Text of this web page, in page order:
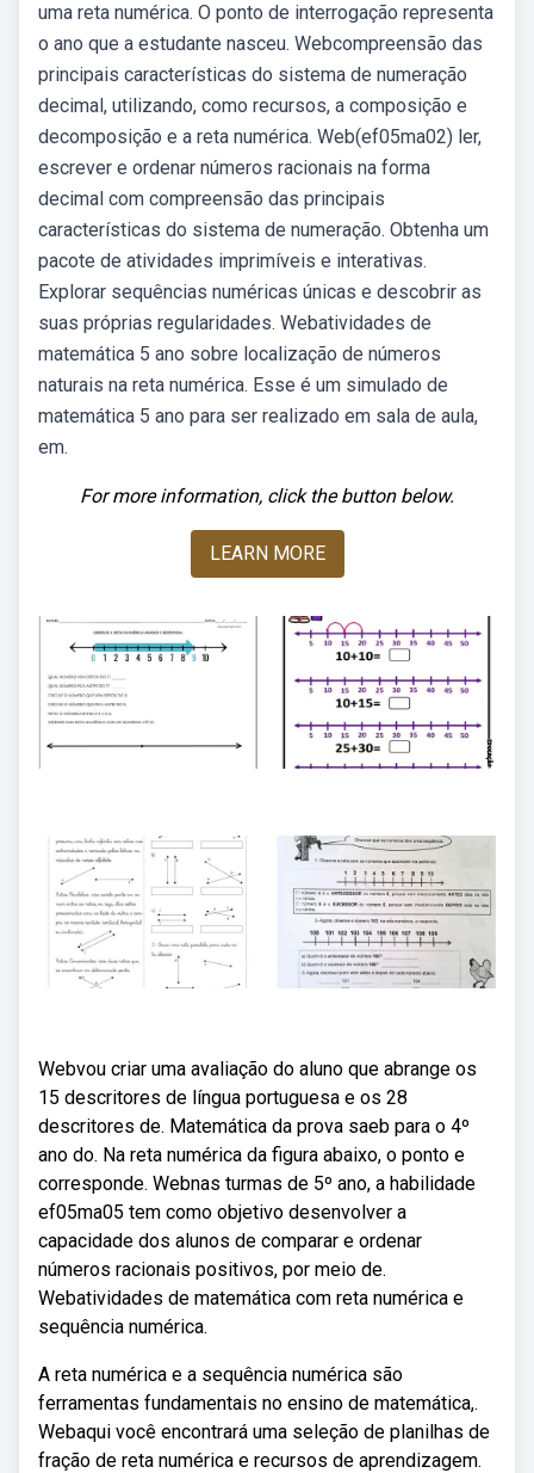
uma reta numérica. O ponto de interrogação representa
o ano que a estudante nasceu. Webcompreensão das
principais características do sistema de numeração
decimal, utilizando, como recursos, a composição e
decomposição e a reta numérica. Web(ef05ma02) ler,
escrever e ordenar números racionais na forma
decimal com compreensão das principais
características do sistema de numeração. Obtenha um
pacote de atividades imprimíveis e interativas.
Explorar sequências numéricas únicas e descobrir as
suas próprias regularidades. Webatividades de
matemática 5 ano sobre localização de números
naturais na reta numérica. Esse é um simulado de
matemática 5 ano para ser realizado em sala de aula,
em.
For more information, click the button below.
LEARN MORE
Webvou criar uma avaliação do aluno que abrange os
15 descritores de língua portuguesa e os 28
descritores de. Matemática da prova saeb para o 4º
ano do. Na reta numérica da figura abaixo, o ponto e
corresponde. Webnas turmas de 5º ano, a habilidade
ef05ma05 tem como objetivo desenvolver a
capacidade dos alunos de comparar e ordenar
números racionais positivos, por meio de.
Webatividades de matemática com reta numérica e
sequência numérica.
A reta numérica e a sequência numérica são
ferramentas fundamentais no ensino de matemática,.
Webaqui você encontrará uma seleção de planilhas de
fração de reta numérica e recursos de aprendizagem.